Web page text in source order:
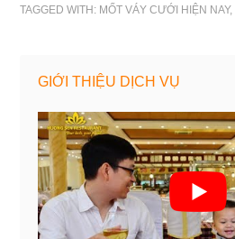
TAGGED WITH: MỐT VÁY CƯỚI HIỆN NAY,
GIỚI THIỆU DỊCH VỤ